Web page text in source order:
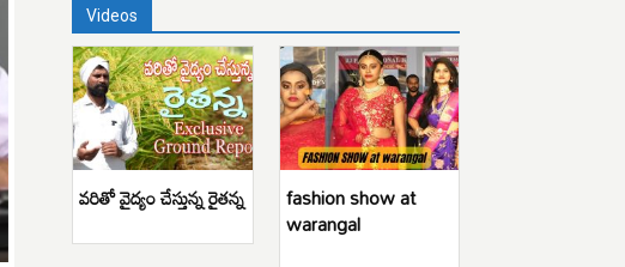
Videos
వరితో వైద్యం చేస్తున్న రైతన్న fashion show at
warangal